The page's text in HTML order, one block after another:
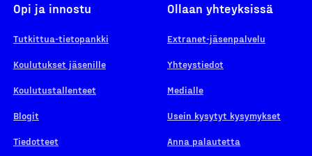
Opi ja innostu
Tutkittua-tietopankki
Koulutukset jäsenille
Koulutustallenteet
Blogit
Tiedotteet
Ollaan yhteyksissä
Extranet-jäsenpalvelu
Yhteystiedot
Medialle
Usein kysytyt kysymykset
Anna palautetta